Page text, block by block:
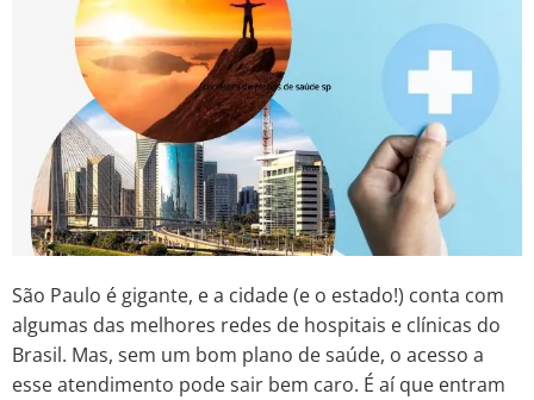
São Paulo é gigante, e a cidade (e o estado!) conta com
algumas das melhores redes de hospitais e clínicas do
Brasil. Mas, sem um bom plano de saúde, o acesso a
esse atendimento pode sair bem caro. É aí que entram